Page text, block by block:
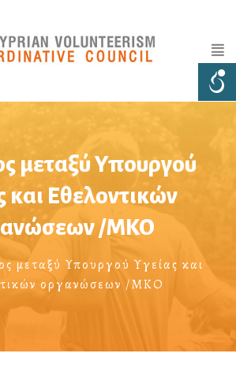
μεταξύ Υπουργού
και Εθελοντικών
/ΜΚΟ
μεταξύ Υπουργού Υγείας και
οργανώσεων /ΜΚΟ